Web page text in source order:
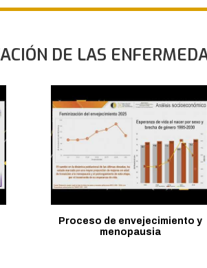
DE LAS
Proceso de envejecimiento y
menopausia